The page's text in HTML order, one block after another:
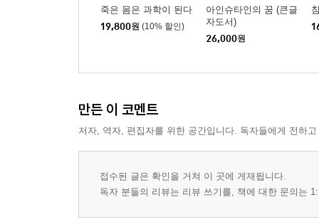
죽은 몸은 과학이 된다
19,800원 (10% 할인)
아인슈타인의 꿈 (큰글
자도서)
26,000원
만든 이 코멘트
저자, 역자, 편집자를 위한 공간입니다. 독자들에게 전하
접수된 글은 확인을 거쳐 이 곳에 게재됩니다.
독자 분들의 리뷰는 리뷰 쓰기를, 책에 대한 문의는